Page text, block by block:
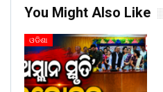
You Might Also Like
ଓଡିଶା